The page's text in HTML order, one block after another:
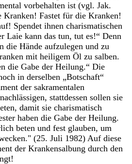
vorbehalten ist (vgl. Jak.
Kranken! Fastet für die Kranken!
Spendet ihnen charismatischen
Laie kann das tun, tut es!“ Denn
die Hände aufzulegen und zu
mit heiligem Öl zu salben.
die Gabe der Heilung.“ Die
in derselben „Botschaft“
der sakramentalen
stattdessen sollen sie
damit sie charismatisch
haben die Gabe der Heilung.
beten und fest glauben, um
(25. Juli 1982) Auf diese
der Krankensalbung durch den